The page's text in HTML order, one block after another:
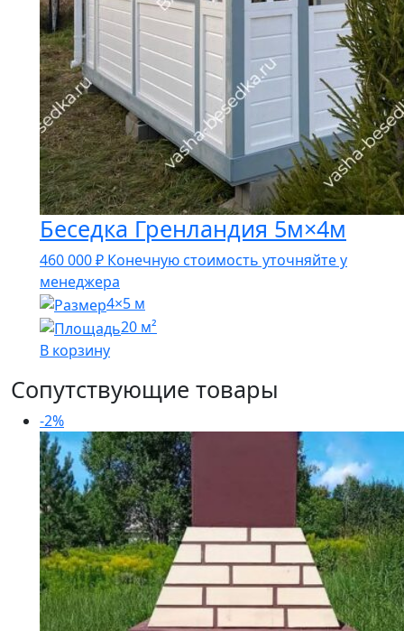
Беседка Гренландия 5м×4м
460 000₽ Конечную стоимость уточняйте у
менеджера
4×5 м
20 м²
В корзину
Сопутствующие товары
-2%